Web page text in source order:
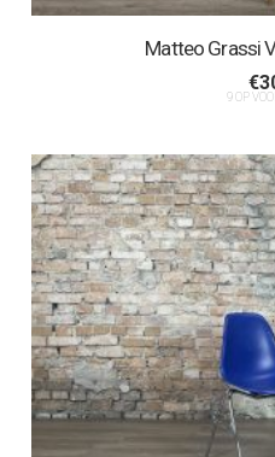
Matteo Grassi
€
9 OP